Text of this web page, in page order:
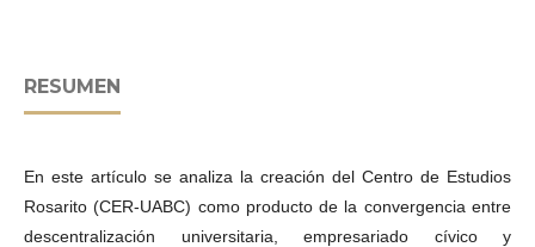
RESUMEN
En este artículo se analiza la creación del Centro de Estudios
Rosarito (CER-UABC) como producto de la convergencia entre
descentralización universitaria, empresariado cívico y